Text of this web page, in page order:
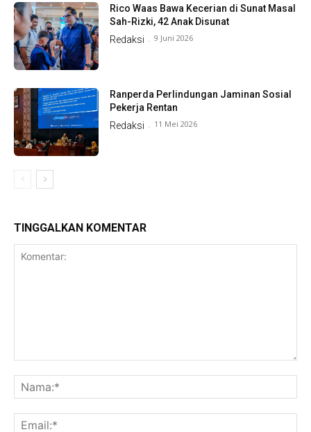
Rico Waas Bawa Kecerian di Sunat Masal
Sah-Rizki, 42 Anak Disunat
Redaksi - 9 Juni 2026
Ranperda Perlindungan Jaminan Sosial
Pekerja Rentan
Redaksi - 11 Mei 2026
TINGGALKAN KOMENTAR